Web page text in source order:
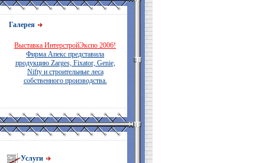
Галерея
Выставка ИнтерстройЭкспо 2006!
Фирма Апекс представила
продукцию Zarges, Fixator, Genie,
Nifty и строительные леса
собственного производства.
Услуги